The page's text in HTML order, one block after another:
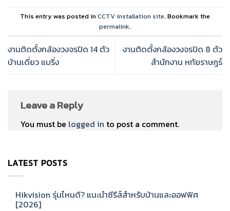
This entry was posted inCCTV installation site. Bookmark the
permalink.
งานติดตั้งกล้องวงจรปิด 14 ตัว
บ้านเดี่ยว แบริ่ง
งานติดตั้งกล้องวงจรปิด 8 ตัว
สำนักงาน หทัยราษฎร์
Leave a Reply
You must be logged in to post a comment.
LATEST POSTS
Hikvision รุ่นไหนดี? แนะนำซีรีส์สำหรับบ้านและออฟฟิศ
[2026]